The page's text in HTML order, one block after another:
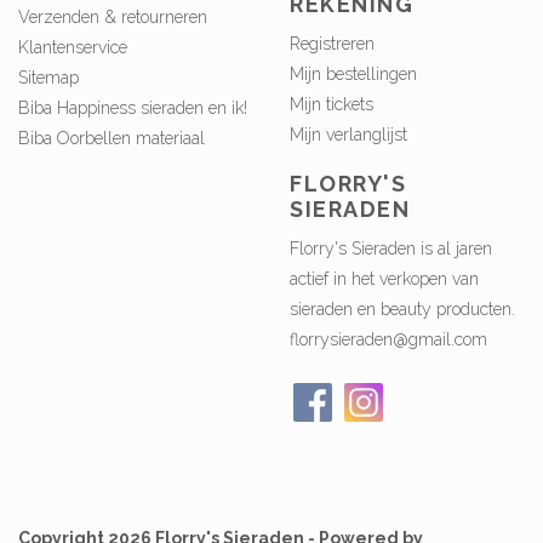
Verzenden & retourneren
Klantenservice
Sitemap
Biba Happiness sieraden en ik!
Biba Oorbellen materiaal
Registreren
Mijn bestellingen
Mijn tickets
Mijn verlanglijst
FLORRY'S
SIERADEN
Florry's Sieraden is al jaren
actief in het verkopen van
sieraden en beauty producten.
florrysieraden@gmail.com
Copyright 2026 Florry's Sieraden - Powered by